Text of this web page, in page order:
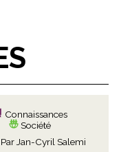
Connaissances
Société
Par Jan-Cyril Salemi